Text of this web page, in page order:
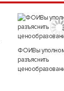
ФОИВы
разъяснить